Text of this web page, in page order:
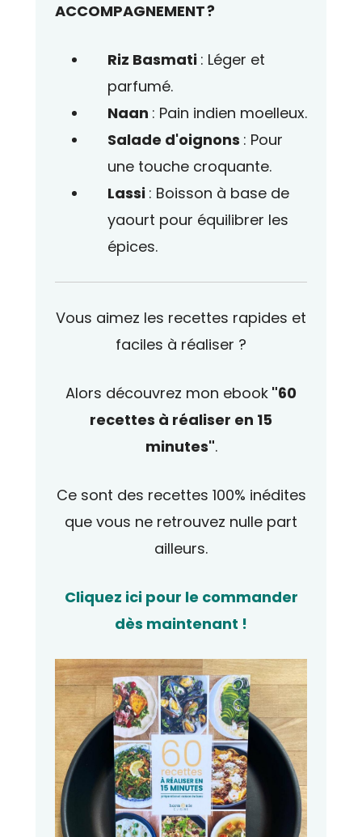
ACCOMPAGNEMENT ?
Riz Basmati : Léger et
parfumé.
Naan : Pain indien moelleux.
Salade d'oignons : Pour
une touche croquante.
Lassi : Boisson à base de
yaourt pour équilibrer les
épices.
Vous aimez les recettes rapides et
faciles à réaliser ?
Alors découvrez mon ebook "60
recettes à réaliser en 15
minutes".
Ce sont des recettes 100% inédites
que vous ne retrouvez nulle part
ailleurs.
Cliquez ici pour le commander
dès maintenant !